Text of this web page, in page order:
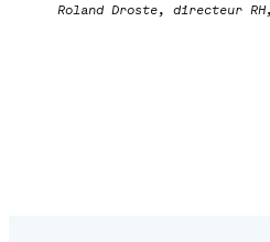
Roland Droste, directeur